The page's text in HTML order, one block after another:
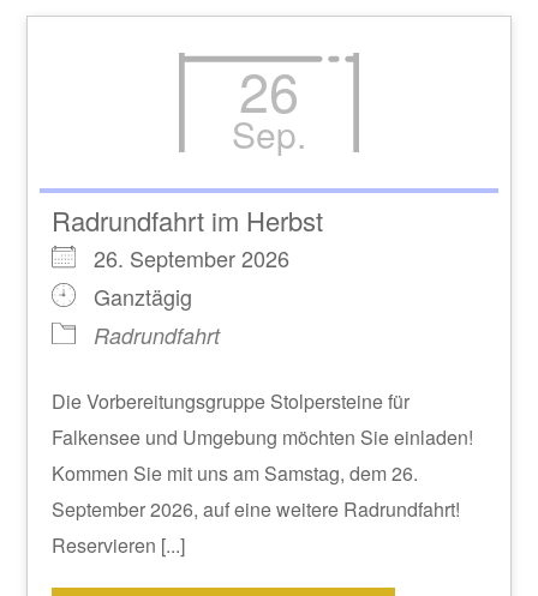
26
Sep.
Radrundfahrt im Herbst
26. September 2026
Ganztägig
Radrundfahrt
Die Vorbereitungsgruppe Stolpersteine für
Falkensee und Umgebung möchten Sie einladen!
Kommen Sie mit uns am Samstag, dem 26.
September 2026, auf eine weitere Radrundfahrt!
Reservieren [...]